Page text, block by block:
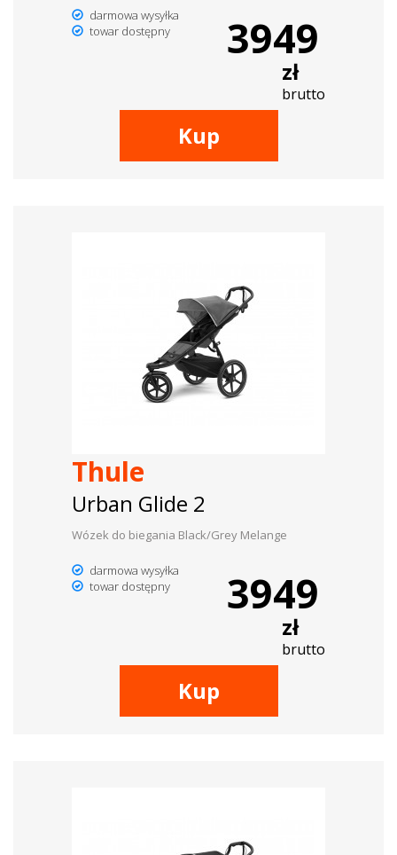
darmowa wysyłka
towar dostępny
3949
zł
brutto
Kup
Thule
Urban Glide 2
Wózek do biegania Black/Grey Melange
darmowa wysyłka
towar dostępny
3949
zł
brutto
Kup